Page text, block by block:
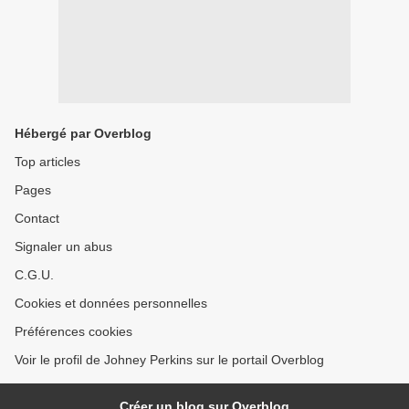
Hébergé par Overblog
Top articles
Pages
Contact
Signaler un abus
C.G.U.
Cookies et données personnelles
Préférences cookies
Voir le profil de Johney Perkins sur le portail Overblog